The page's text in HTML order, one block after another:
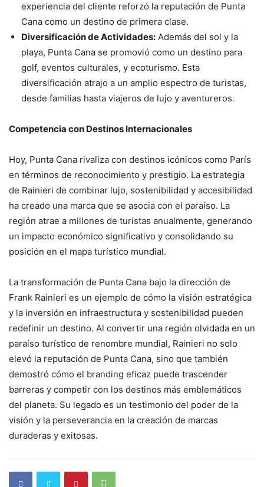
experiencia del cliente reforzó la reputación de Punta
Cana como un destino de primera clase.
Diversificación de Actividades: Además del sol y la
playa, Punta Cana se promovió como un destino para
golf, eventos culturales, y ecoturismo. Esta
diversificación atrajo a un amplio espectro de turistas,
desde familias hasta viajeros de lujo y aventureros.
Competencia con Destinos Internacionales
Hoy, Punta Cana rivaliza con destinos icónicos como París
en términos de reconocimiento y prestigio. La estrategia
de Rainieri de combinar lujo, sostenibilidad y accesibilidad
ha creado una marca que se asocia con el paraíso. La
región atrae a millones de turistas anualmente, generando
un impacto económico significativo y consolidando su
posición en el mapa turístico mundial.
La transformación de Punta Cana bajo la dirección de
Frank Rainieri es un ejemplo de cómo la visión estratégica
y la inversión en infraestructura y sostenibilidad pueden
redefinir un destino. Al convertir una región olvidada en un
paraíso turístico de renombre mundial, Rainieri no solo
elevó la reputación de Punta Cana, sino que también
demostró cómo el branding eficaz puede trascender
barreras y competir con los destinos más emblemáticos
del planeta. Su legado es un testimonio del poder de la
visión y la perseverancia en la creación de marcas
duraderas y exitosas.